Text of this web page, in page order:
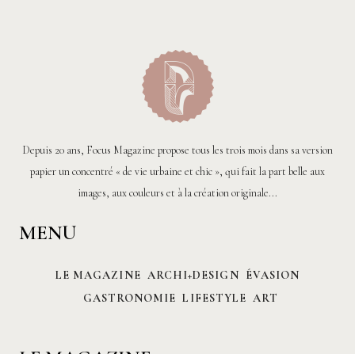
Depuis 20 ans, Focus Magazine propose tous les trois mois dans sa version
papier un concentré « de vie urbaine et chic », qui fait la part belle aux
images, aux couleurs et à la création originale...
MENU
LE MAGAZINE ARCHI+DESIGN ÉVASION
GASTRONOMIE LIFESTYLE ART